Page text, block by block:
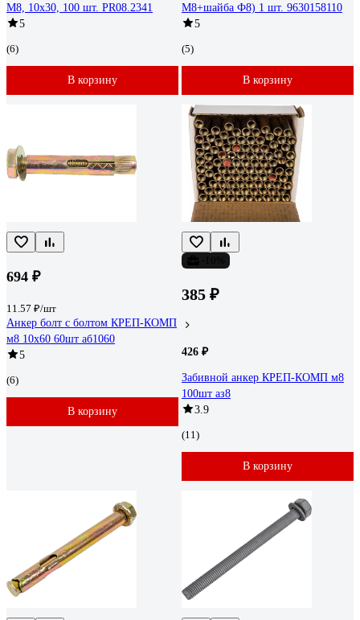
М8, 10x30, 100 шт. PR08.2341
5
(6)
В корзину
М8+шайба Ф8) 1 шт. 9630158110
5
(5)
В корзину
694 ₽
11.57 ₽/шт
Анкер болт с болтом КРЕП-КОМП
м8 10х60 60шт аб1060
5
(6)
В корзину
385 ₽
426 ₽
Забивной анкер КРЕП-КОМП м8
100шт аз8
3.9
(11)
В корзину